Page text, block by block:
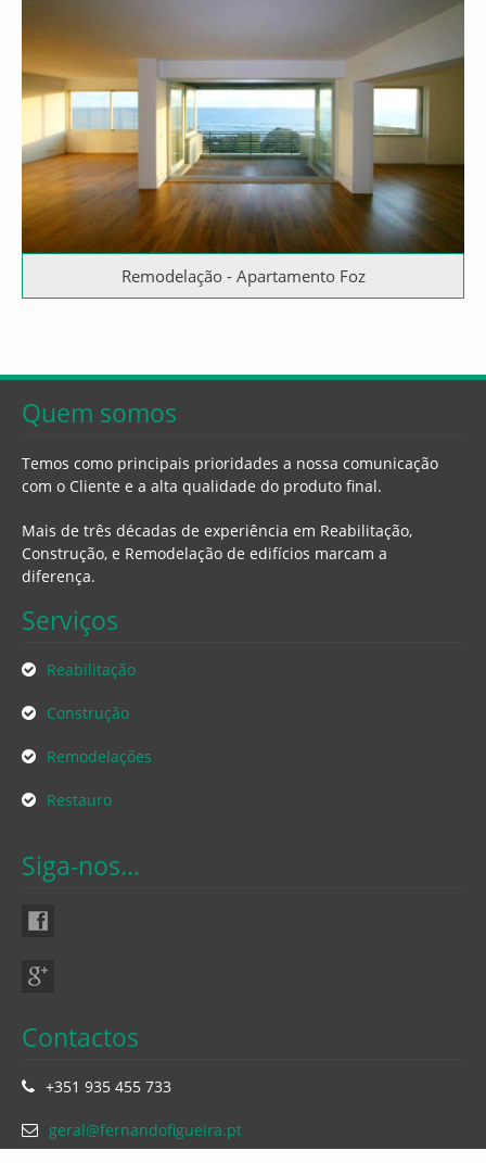
Remodelação - Apartamento Foz
Quem somos
Temos como principais prioridades a nossa comunicação
com o Cliente e a alta qualidade do produto final.
Mais de três décadas de experiência em Reabilitação,
Construção, e Remodelação de edifícios marcam a
diferença.
Serviços
Reabilitação
Construção
Remodelações
Restauro
Siga-nos...
Contactos
+351 935 455 733
geral@fernandofigueira.pt